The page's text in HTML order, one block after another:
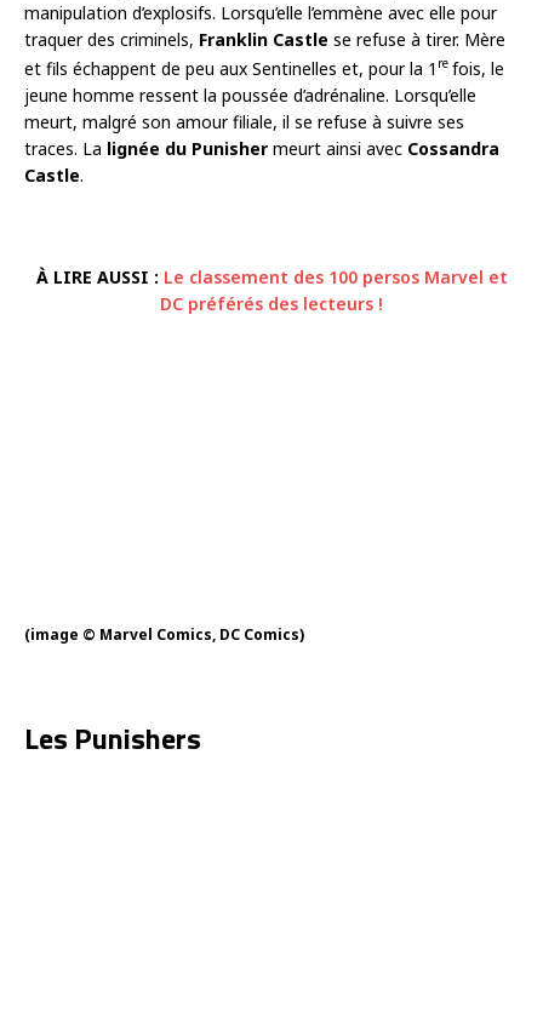
manipulation d’explosifs. Lorsqu’elle l’emmène avec elle pour
traquer des criminels, Franklin Castle se refuse à tirer. Mère
et fils échappent de peu aux Sentinelles et, pour la 1 re fois, le
jeune homme ressent la poussée d’adrénaline. Lorsqu’elle
meurt, malgré son amour filiale, il se refuse à suivre ses
traces. La lignée du Punisher meurt ainsi avec Cossandra
Castle.
À LIRE AUSSI : Le classement des 100 persos Marvel et
DC préférés des lecteurs !
(image © Marvel Comics, DC Comics)
Les Punishers